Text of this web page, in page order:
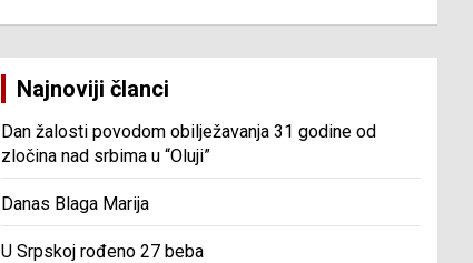
Najnoviji članci
Dan žalosti povodom obilježavanja 31 godine od
zločina nad srbima u “Oluji”
Danas Blaga Marija
U Srpskoj rođeno 27 beba